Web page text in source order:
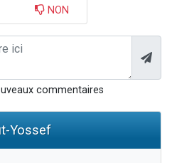
NON
commentaires
Yossef